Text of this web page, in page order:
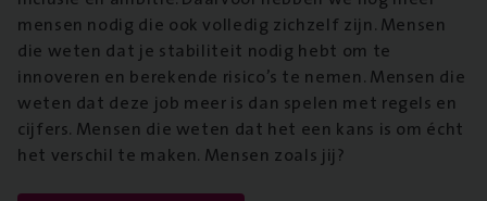
mensen nodig die ook volledig zichzelf zijn. Mensen
die weten dat je stabiliteit nodig hebt om te
innoveren en berekende risico’s te nemen. Mensen die
weten dat deze job meer is dan spelen met regels en
cijfers. Mensen die weten dat het een kans is om écht
het verschil te maken. Mensen zoals jij?